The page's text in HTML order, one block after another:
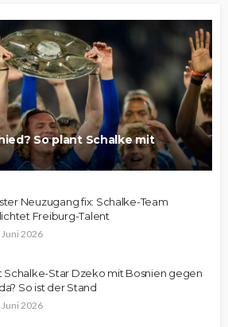
So plant Schalke mit
Neuzugang fix: Schalke-Team
Freiburg-Talent
Juni 2026
Schalke-Star Dzeko mit Bosnien gegen
So ist der Stand
Juni 2026